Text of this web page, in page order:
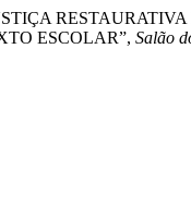
ESCOLAR”, Salão